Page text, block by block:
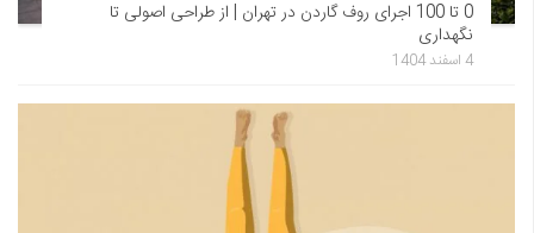
0 تا 100 اجرای روف گاردن در تهران | از طراحی اصولی تا
نگهداری
4 اسفند 1404